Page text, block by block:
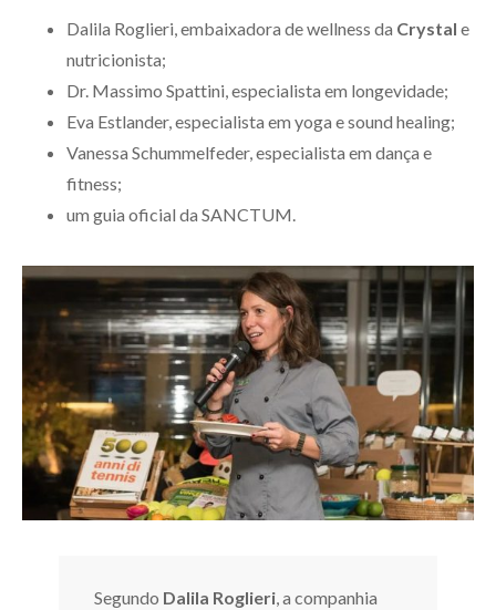
Dalila Roglieri, embaixadora de wellness da Crystal e
nutricionista;
Dr. Massimo Spattini, especialista em longevidade;
Eva Estlander, especialista em yoga e sound healing;
Vanessa Schummelfeder, especialista em dança e
fitness;
um guia oficial da SANCTUM.
Segundo Dalila Roglieri, a companhia